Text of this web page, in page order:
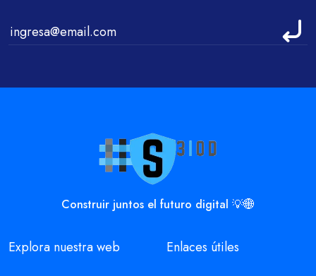
Construir juntos el futuro digital 💡🌐
Explora nuestra web Enlaces útiles